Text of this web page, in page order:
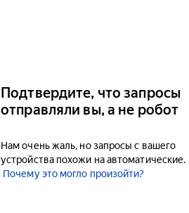
Подтвердите, что запросы
отправляли вы, а не робот
Нам очень жаль, но запросы с вашего
устройства похожи на автоматические.
Почему это могло произойти?